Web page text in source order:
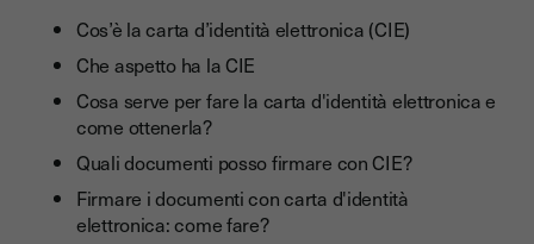
Cos’è la carta d’identità elettronica (CIE)
Che aspetto ha la CIE
Cosa serve per fare la carta d'identità elettronica e
come ottenerla?
Quali documenti posso firmare con CIE?
Firmare i documenti con carta d'identità
elettronica: come fare?